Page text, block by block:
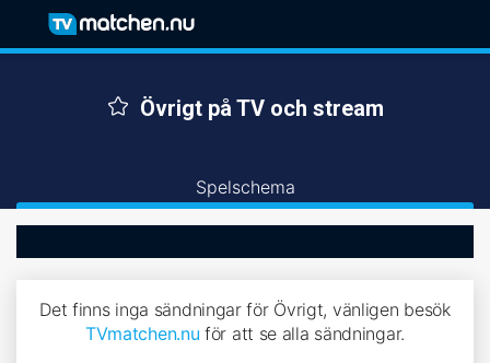
Övrigt på TV och stream
Spelschema
Det finns inga sändningar för Övrigt, vänligen besök
TVmatchen.nu för att se alla sändningar.